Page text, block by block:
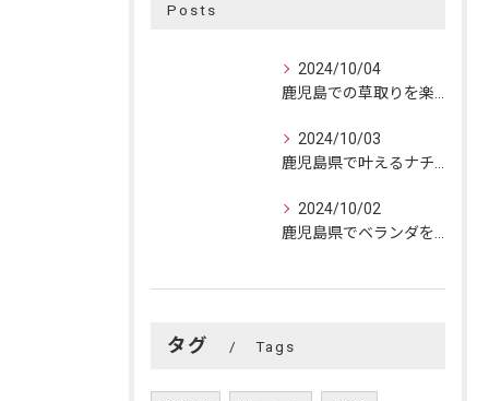
Posts
2024/10/04
2024/10/03
2024/10/02
タグ Tags